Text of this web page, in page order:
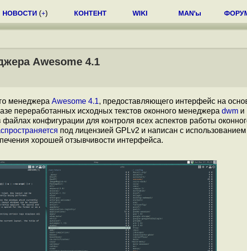
НОВОСТИ (+) КОНТЕНТ WIKI MAN'ы
Awesome 4.1
менеджера Awesome 4.1, предоставляющего интерфейс на
переработанных исходных текстов оконного менеджера dwm и
конфигурации для контроля всех аспектов работы
под лицензией GPLv2 и написан с использованием
хорошей отзывчивости интерфейса.